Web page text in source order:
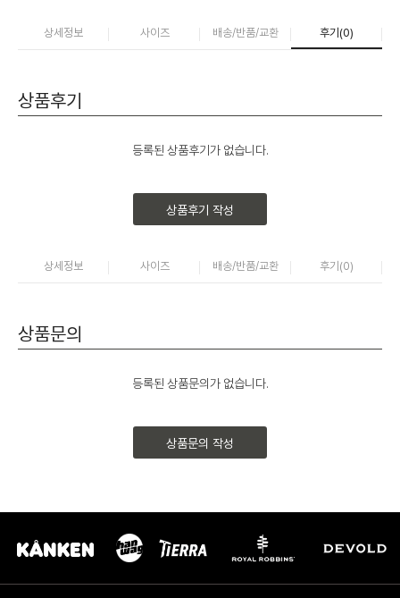
상세정보 사이즈 배송/반품/교환 후기(0)
상품후기
등록된 상품후기가 없습니다.
상품후기 작성
상세정보 사이즈 배송/반품/교환 후기(0)
상품문의
등록된 상품문의가 없습니다.
상품문의 작성